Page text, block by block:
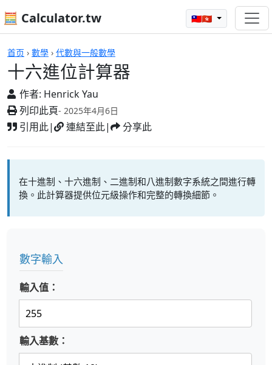
🧮 Calculator.tw 🇹🇼🇭🇰
首页 › 數學 › 代數與一般數學
十六進位計算器
作者: Henrick Yau
列印此頁- 2025年4月6日
引用此| 連結至此| 分享此
計算機
在十進制、十六進制、二進制和八進制數字系統之間進行轉
換。此計算器提供位元級操作和完整的轉換細節。
數字輸入
輸入值：
輸入基數：